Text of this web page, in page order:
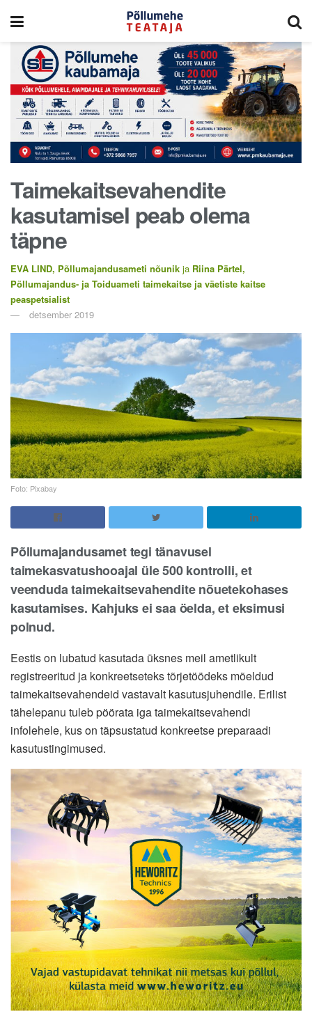
Taimekaitsevahendite
kasutamisel peab olema
täpne
EVA LIND, Põllumajandusameti nõunik ja Riina Pärtel,
Põllumajandus- ja Toiduameti taimekaitse ja väetiste kaitse
peaspetsialist
detsember 2019
Foto: Pixabay
Põllumajandusamet tegi tänavusel
taimekasvatushooajal üle 500 kontrolli, et
veenduda taimekaitsevahendite nõuetekohases
kasutamises. Kahjuks ei saa öelda, et eksimusi
polnud.
Eestis on lubatud kasutada üksnes meil ametlikult
registreeritud ja konkreetseteks tõrjetöödeks mõeldud
taimekaitsevahendeid vastavalt kasutusjuhendile. Erilist
tähelepanu tuleb pöörata iga taimekaitsevahendi
infolehele, kus on täpsustatud konkreetse preparaadi
kasutustingimused.